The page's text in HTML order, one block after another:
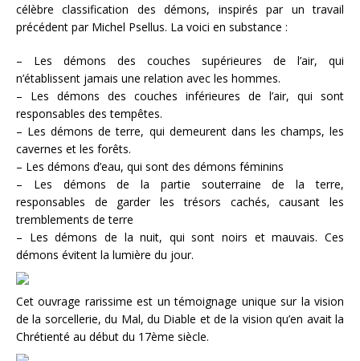
célèbre classification des démons, inspirés par un travail
précédent par Michel Psellus. La voici en substance :
– Les démons des couches supérieures de l’air, qui
n’établissent jamais une relation avec les hommes.
– Les démons des couches inférieures de l’air, qui sont
responsables des tempêtes.
– Les démons de terre, qui demeurent dans les champs, les
cavernes et les forêts.
– Les démons d’eau, qui sont des démons féminins
– Les démons de la partie souterraine de la terre,
responsables de garder les trésors cachés, causant les
tremblements de terre
– Les démons de la nuit, qui sont noirs et mauvais. Ces
démons évitent la lumière du jour.
Cet ouvrage rarissime est un témoignage unique sur la vision
de la sorcellerie, du Mal, du Diable et de la vision qu’en avait la
Chrétienté au début du 17ème siècle.